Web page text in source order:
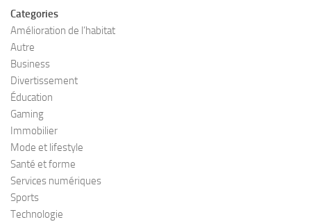
Categories
Amélioration de l’habitat
Autre
Business
Divertissement
Éducation
Gaming
Immobilier
Mode et lifestyle
Santé et forme
Services numériques
Sports
Technologie